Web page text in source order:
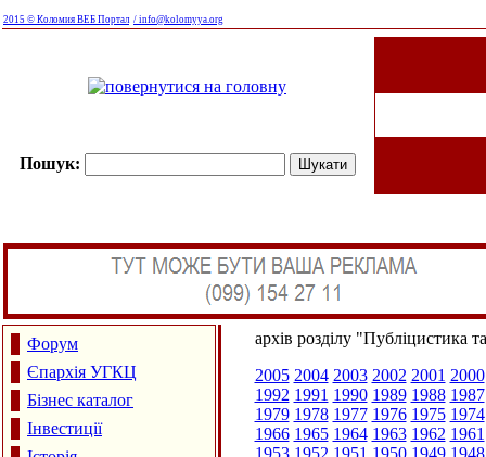
2015 © Коломия ВЕБ Портал / info@kolomyya.org
Пошук:
Форум
Єпархія УГКЦ
Бізнес каталог
Інвестиції
архів розділу "Публіцистика
2005 2004 2003 2002 2001 2000
1992 1991 1990 1989 1988 1987
1979 1978 1977 1976 1975 1974
1966 1965 1964 1963 1962 1961
1953 1952 1951 1950 1949 1948